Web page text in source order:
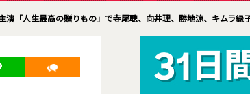
演「人生最高の贈りもの」で寺尾聰、向井理、勝地涼、キムラ緑